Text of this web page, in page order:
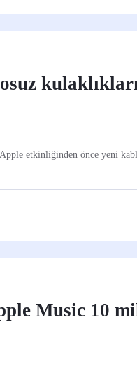
etkinliğinden önce yeni
Music 10